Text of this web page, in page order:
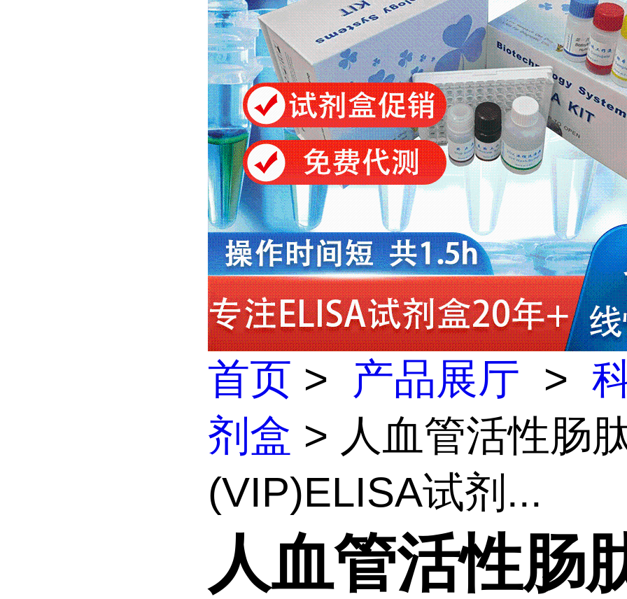
首页 > 产品展厅 >
剂盒 > 人血管活性肠
(VIP)ELISA试剂...
人血管活性肠